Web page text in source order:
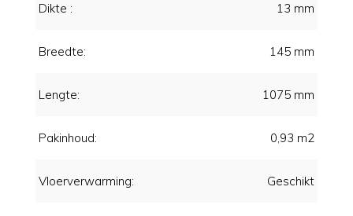
Dikte : 13 mm
Breedte: 145 mm
Lengte: 1075 mm
Pakinhoud: 0,93 m2
Vloerverwarming: Geschikt